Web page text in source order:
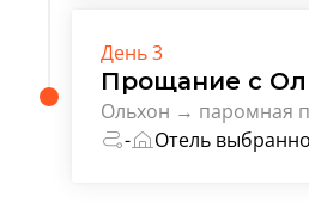
День 3
Прощание с
Ольхон → паромная
-
Отель